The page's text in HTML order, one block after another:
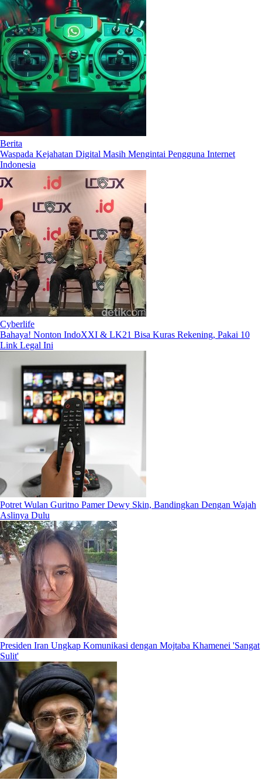
Berita
Waspada Kejahatan Digital Masih Mengintai Pengguna Internet
Indonesia
Cyberlife
Bahaya! Nonton IndoXXI & LK21 Bisa Kuras Rekening, Pakai 10
Link Legal Ini
Potret Wulan Guritno Pamer Dewy Skin, Bandingkan Dengan Wajah
Aslinya Dulu
Presiden Iran Ungkap Komunikasi dengan Mojtaba Khamenei 'Sangat
Sulit'